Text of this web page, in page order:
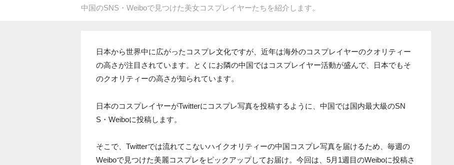
中国のSNS・Weiboで見つけた美女コスプレイヤーたちを紹介します。
日本から世界中に広がったコスプレ文化ですが、近年は海外のコスプレイヤーのクオリティー
の高さが注目されています。とくにお隣の中国ではコスプレイヤー活動が盛んで、日本でもそ
のクオリティーの高さが知られています。
日本のコスプレイヤーがTwitterにコスプレ写真を投稿するように、中国では国内最大級のSN
S・Weiboに投稿します。
そこで、Twitterでは流れてこないハイクオリティーの中国コスプレ写真を届けるため、毎週の
Weiboで見つけた美麗コスプレをピックアップしてお届け。今回は、5月1週目のWeiboに投稿さ